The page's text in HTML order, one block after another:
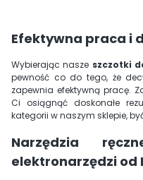
Efektywna praca i
Wybierając nasze szczotki
pewność co do tego, że
zapewnia efektywną pracę.
Ci osiągnąć doskonałe
kategorii w naszym sklepie,
Narzędzia
elektronarzędzi od